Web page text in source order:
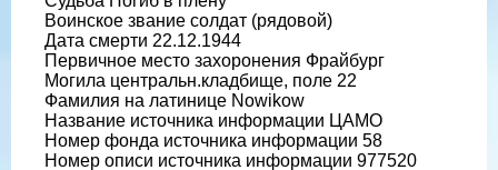
Воинское звание солдат (рядовой)
Дата смерти 22.12.1944
Первичное место захоронения Фрайбург
Могила центральн.кладбище, поле 22
Фамилия на латинице Nowikow
Название источника информации ЦАМО
Номер фонда источника информации 58
Номер описи источника информации 977520